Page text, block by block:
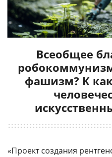
Всеобщее
фашизм? К
«Проект создания